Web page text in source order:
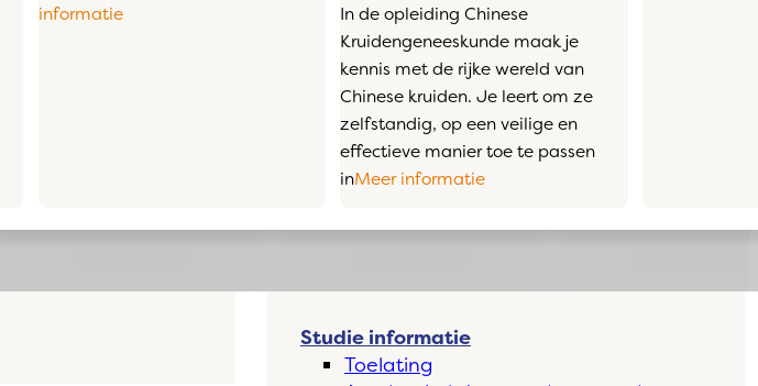
informatie
In de opleiding Chinese
Kruidengeneeskunde maak je
kennis met de rijke wereld van
Chinese kruiden. Je leert om ze
zelfstandig, op een veilige en
effectieve manier toe te passen
inMeer informatie
Studie informatie
Toelating